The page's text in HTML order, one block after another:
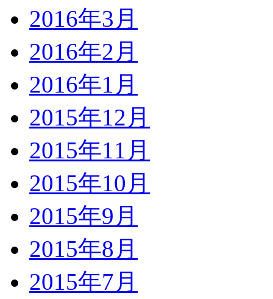
2016年3月
2016年2月
2016年1月
2015年12月
2015年11月
2015年10月
2015年9月
2015年8月
2015年7月